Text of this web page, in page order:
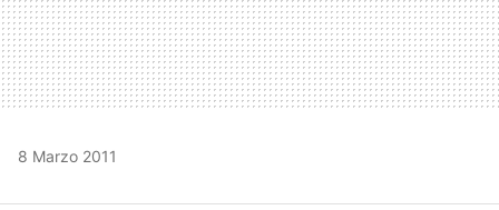
8 Marzo 2011